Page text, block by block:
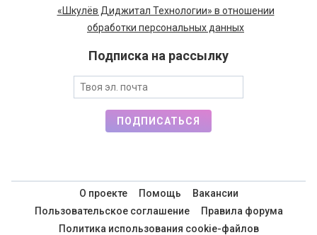
«Шкулёв Диджитал Технологии» в отношении
обработки персональных данных
Подписка на рассылку
ПОДПИСАТЬСЯ
О проекте Помощь
Вакансии
Пользовательское соглашение
Правила форума
Политика использования cookie-файлов